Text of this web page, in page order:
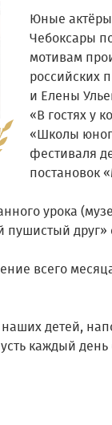
Юные
Чебоксары
мотивам
российских
и Елены
«В гостях у
«Школы
фестиваля
постановок
урока
всего
наших детей,
каждый